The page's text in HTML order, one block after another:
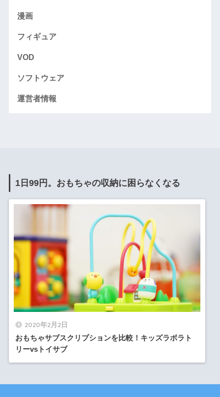
漫画
フィギュア
VOD
ソフトウェア
運営者情報
1日99円。おもちゃの収納に困らなくなる
2020年2月2日
おもちゃサブスクリプションを比較！キッズラボラト
リーvsトイサブ